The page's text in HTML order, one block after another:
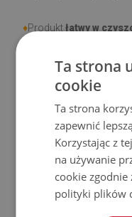
♦Produktłatwy w
Prosimy pamiętać, że
użytkowaniu
podlegają reklamacjom.
Jak dbać o produkt?
Czyść wilgotną
chemicznych.
Ta strona
cookie
Ta strona
zapewnić
Korzystając z
na używanie
cookie zgodnie
polityki plików